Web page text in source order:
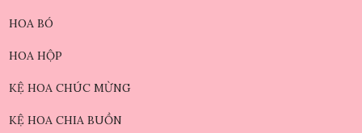
HOA BÓ
HOA HỘP
KỆ HOA CHÚC MỪNG
KỆ HOA CHIA BUỒN